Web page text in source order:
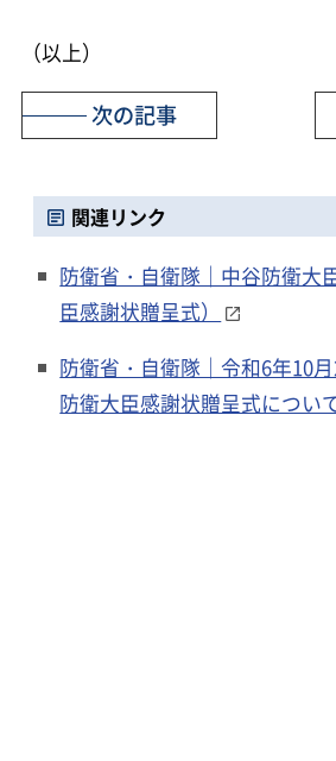
（以上）
次の記事
関連リンク
防衛省・自衛隊｜中谷防衛大
臣感謝状贈呈式）
防衛省・自衛隊｜令和6年10
防衛大臣感謝状贈呈式につい